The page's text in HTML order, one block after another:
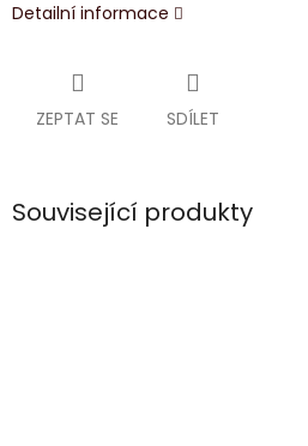
Detailní informace
ZEPTAT SE SDÍLET
Související produkty